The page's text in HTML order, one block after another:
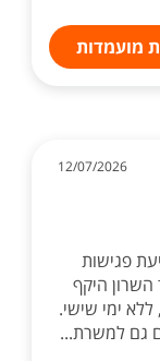
מועמדות
12/07/2026
פגישות
השרון היקף
משרה; חמישה ימים בשבוע 9:00-14:00, ללא ימי שישי.
גם למשרת...